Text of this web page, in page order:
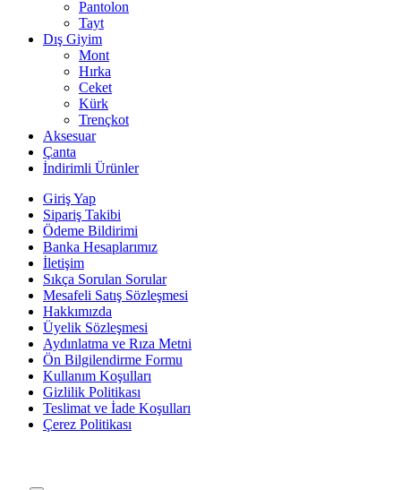
Pantolon
Tayt
Dış Giyim
Mont
Hırka
Ceket
Kürk
Trençkot
Aksesuar
Çanta
İndirimli Ürünler
Giriş Yap
Sipariş Takibi
Ödeme Bildirimi
Banka Hesaplarımız
İletişim
Sıkça Sorulan Sorular
Mesafeli Satış Sözleşmesi
Hakkımızda
Üyelik Sözleşmesi
Aydınlatma ve Rıza Metni
Ön Bilgilendirme Formu
Kullanım Koşulları
Gizlilik Politikası
Teslimat ve İade Koşulları
Çerez Politikası